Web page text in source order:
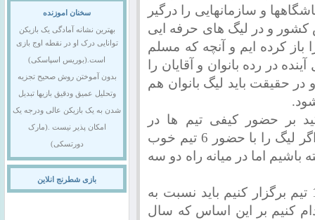
و سازمانهایی را درگیر
و در لیگ های حرفه ایی
باز کرده ایم و آنچه که مسلم
در رده بانوان و آقایان را
برگزار کنیم و در حقیقت باید لیگ بانوان هم
بر حضور کیفی تیم ها در
مسابقات اشاره کرد و گفت: به اعتقاد من اگر لیگ را با حضور 6 تیم خوب
از این است که 12 تیم داشته باشیم اما در میانه راه دو سه
وی گفت : البته اگر قرار باشد لیگ را با 12 تیم برگزار کنیم باید نسبت به
کنیم بر این اساس که سال
سخنان اموزنده
بهترین نشانه آمادگی یک بازیکن
توانایی درک او در نقطه اوج بازی
است.(بوریس اسپاسکی)
بدون آموختن روش صحیح تجزیه
وتحلیل عمیق ودقیق بازیها تبدیل
شدن به یک بازیکن عالی ودرجه یک
امکان پذیر نیست .(مارک
دورتسکی)
بازی شطرنج انلاین